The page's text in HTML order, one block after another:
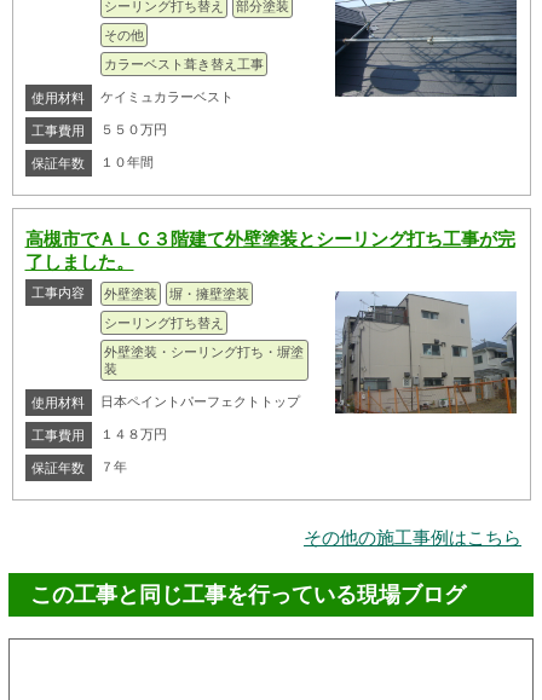
シーリング打ち替え
部分塗装
その他
カラーベスト葺き替え工事
使用材料 ケイミュカラーベスト
工事費用 ５５０万円
保証年数 １０年間
高槻市でＡＬＣ３階建て外壁塗装とシーリング打ち工事が完
了しました。
工事内容 外壁塗装
塀・擁壁塗装
シーリング打ち替え
外壁塗装・シーリング打ち・塀塗
装
使用材料 日本ペイントパーフェクトトップ
工事費用 １４８万円
保証年数 ７年
その他の施工事例はこちら
この工事と同じ工事を行っている現場ブログ